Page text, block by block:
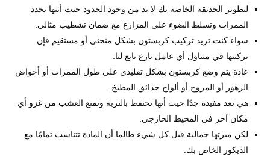
لتطوير الحديقة الخاصة بك لا بد من وجود الحدود حيث أننها تحدد
الممرات وتسلط الضوء على المزارع مع ضمان تشطيب مثالي.
سواء كنت تريد تركيب كربستون بشكل منحني أو مستقيم فإن
تركيبها في متناول أي عامل بارع تابع لنا.
عادة يتم وضع كربستون بشكل تقليدي على طول الممرات أو أحواض
الزهور أو المروج أو ألواح حدائق المطبخ.
هي تعد مفيدة جدًا حيث أنها تحتفظ بالتربة وتمنع العشب من غزو أي
مكان آخر في المحيط الخارجي.
لكن ميزتها جمالية قبل كل شيء طالما أن المادة تتناسب تمامًا مع
الديكور الخاص بك.